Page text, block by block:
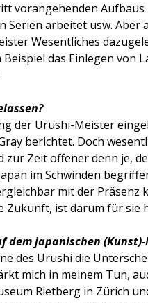
vorangehenden
Serien arbeitet usw. Aber
Wesentliches
das Einlegen von
der Urushi-Meister
berichtet. Doch
zur Zeit offener denn je,
im Schwinden
mit der Präsenz
Zukunft, ist darum für sie
dem japanischen
des Urushi die
mich in meinem Tun,
Rietberg in Zürich